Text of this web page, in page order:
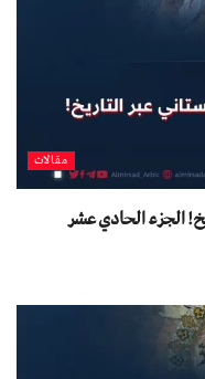
مقالات
الجزء الحادي عشر